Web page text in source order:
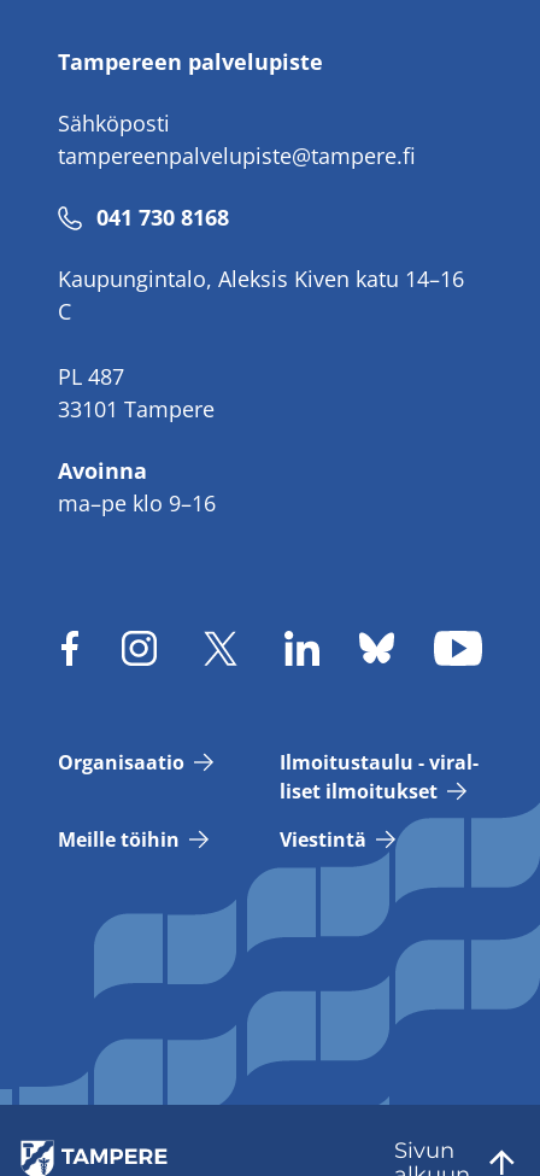
Tampereen palvelupiste
Sähköposti
tampereenpalvelupiste@tampere.fi
Puhelinnumero
041 730 8168
Kaupungintalo, Aleksis Kiven katu 14–16
C
PL 487
33101 Tampere
Avoinna
ma–pe klo 9–16
Or­ga­ni­saa­tio
Il­moi­tus­tau­lu - vi­ral­
li­set il­moi­tuk­set
Meil­le töi­hin
Vies­tin­tä
Sivun